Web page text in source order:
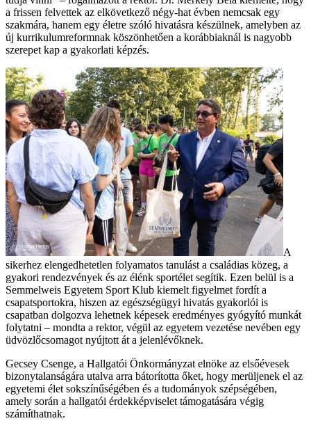
a frissen felvettek az elkövetkező négy-hat évben nemcsak egy
szakmára, hanem egy életre szóló hivatásra készülnek, amelyben az
új kurrikulumreformnak köszönhetően a korábbiaknál is nagyobb
szerepet kap a gyakorlati képzés.
A
sikerhez elengedhetetlen folyamatos tanulást a családias közeg, a
gyakori rendezvények és az élénk sportélet segítik. Ezen belül is a
Semmelweis Egyetem Sport Klub kiemelt figyelmet fordít a
csapatsportokra, hiszen az egészségügyi hivatás gyakorlói is
csapatban dolgozva lehetnek képesek eredményes gyógyító munkát
folytatni – mondta a rektor, végül az egyetem vezetése nevében egy
üdvözlőcsomagot nyújtott át a jelenlévőknek.
Gecsey Csenge, a Hallgatói Önkormányzat elnöke az elsőévesek
bizonytalanságára utalva arra bátorította őket, hogy merüljenek el az
egyetemi élet sokszínűségében és a tudományok szépségében,
amely során a hallgatói érdekképviselet támogatására végig
számíthatnak.